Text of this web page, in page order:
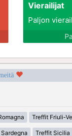
Vierailijat
Paljon
Treffit Friuli-
Treffit Sicilia